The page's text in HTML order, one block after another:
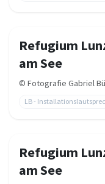
Refugium
am See
© Fotografie Gabriel
LB -
Refugium
am See